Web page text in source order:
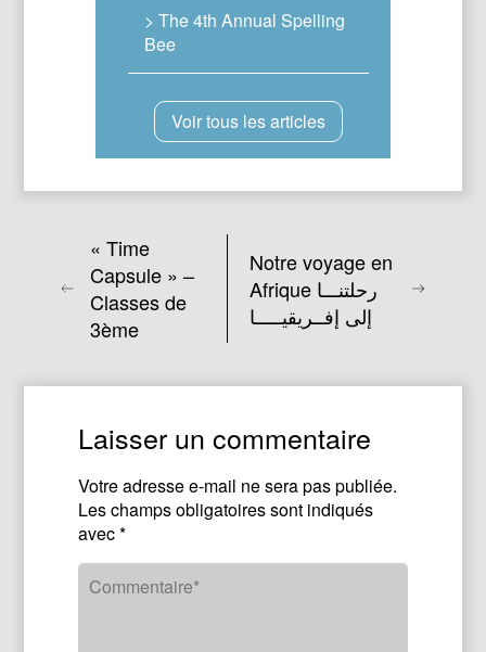
> The 4th Annual Spelling
Bee
Voir tous les articles
« Time
Capsule » –
Classes de
3ème
Notre voyage en
Afrique رحلتنـــا
إلى إفــريقيـــــا
Laisser un commentaire
Votre adresse e-mail ne sera pas publiée.
Les champs obligatoires sont indiqués
avec*